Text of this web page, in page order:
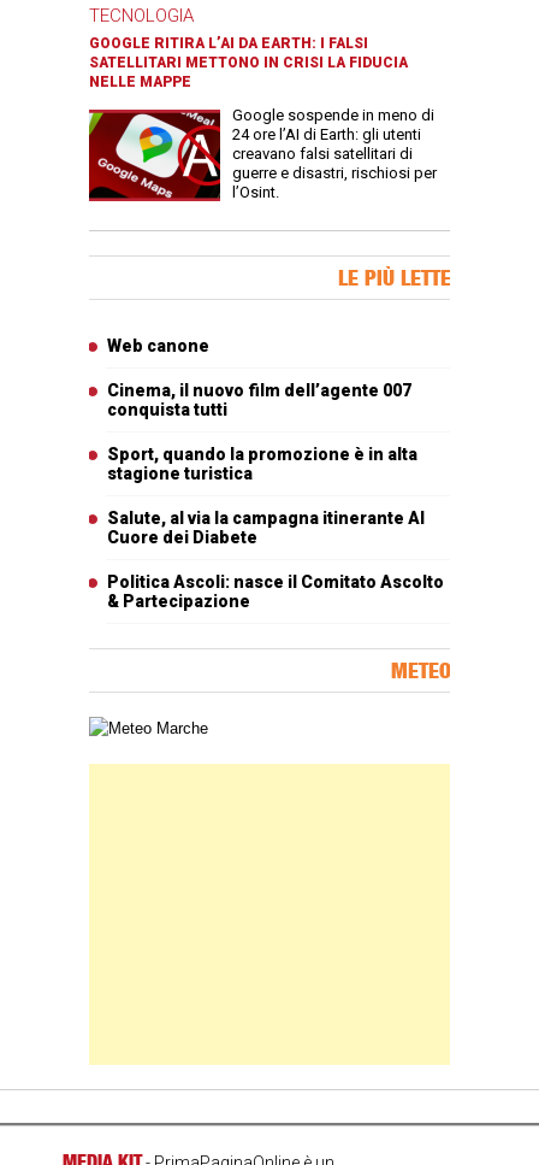
TECNOLOGIA
GOOGLE RITIRA L’AI DA EARTH: I FALSI
SATELLITARI METTONO IN CRISI LA FIDUCIA
NELLE MAPPE
Google sospende in meno di
24 ore l’AI di Earth: gli utenti
creavano falsi satellitari di
guerre e disastri, rischiosi per
l’Osint.
LE PIÙ LETTE
Web canone
Cinema, il nuovo film dell’agente 007
conquista tutti
Sport, quando la promozione è in alta
stagione turistica
Salute, al via la campagna itinerante Al
Cuore dei Diabete
Politica Ascoli: nasce il Comitato Ascolto
& Partecipazione
METEO
Carta meteorologica delle Marche